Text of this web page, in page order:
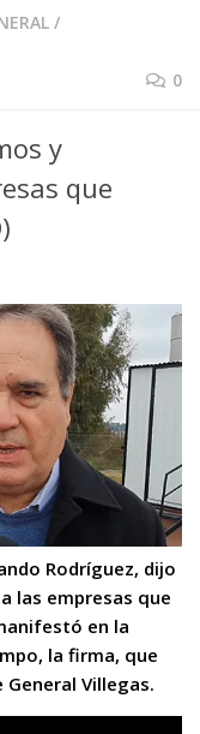
/
0
y
que
Rodríguez, dijo
las empresas que
en la
la firma, que
General Villegas.